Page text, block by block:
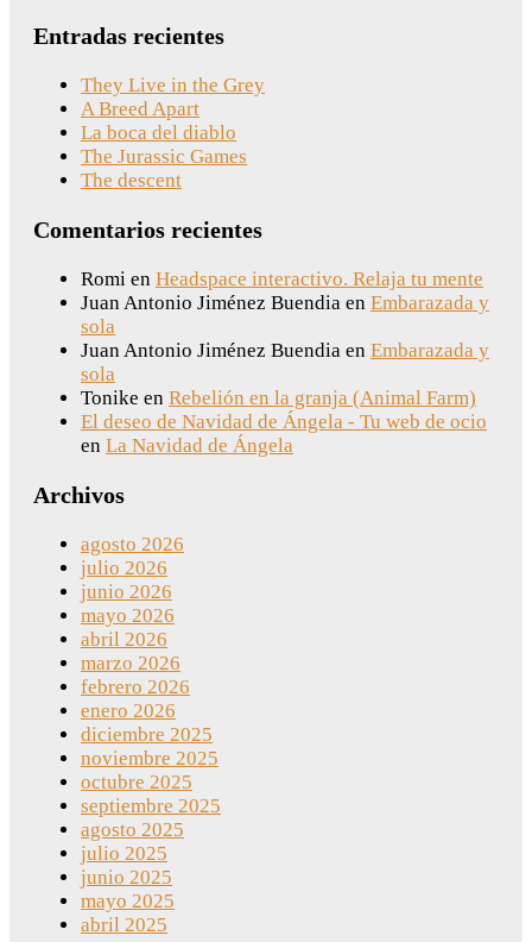
Entradas recientes
They Live in the Grey
A Breed Apart
La boca del diablo
The Jurassic Games
The descent
Comentarios recientes
Romi en Headspace interactivo. Relaja tu mente
Juan Antonio Jiménez Buendia en Embarazada y
sola
Juan Antonio Jiménez Buendia en Embarazada y
sola
Tonike en Rebelión en la granja (Animal Farm)
El deseo de Navidad de Ángela - Tu web de ocio
en La Navidad de Ángela
Archivos
agosto 2026
julio 2026
junio 2026
mayo 2026
abril 2026
marzo 2026
febrero 2026
enero 2026
diciembre 2025
noviembre 2025
octubre 2025
septiembre 2025
agosto 2025
julio 2025
junio 2025
mayo 2025
abril 2025